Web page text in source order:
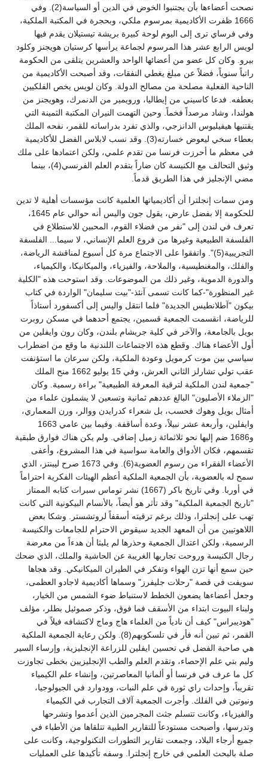
نصحت أعضاءها بأن يجتنبوا الخوض في الدين أو السياسة(2). وفي
1666 ظفرت الأكاديمية بمرسوم ملكي، وبحجرة في المكتبة الملكية،
وفي فرساي ترى إلى اليوم لوحة كبيرة بريشة تيستيلان يقدم فيها
لويس الرابع عشر هذا المرسوم لجماعة يرأسها كرستيان هويجنز وكلود
بيرو. وكان كل عضو من أعضائها الواحد والعشرين يتلقى من الحكومة
راتباً سنوياً، فضلاً عن مبلغ يغطي النفقات، وقد أصبحت الأكاديمية من
الناحية الفعلية مصلحة من مصالح الدولة. وكان لويس يخص الفلكيين
بعطفه. فدعا كاسيني من إيطاليا، ورويمير من الدنمرك، وهويجنز من
هولندا، وشاد مرصداً فخماً. وحين التهمت النيران المكتبة الثمينة التي
يقتنيها هيفيليوس الدانزجي، والذي تفرد بدراساته للقمر، نفحه الملك
بعطاء سخي ليعوض خسارته(3). وقد نسب لابلاس الفضل للأكاديمية
في معظم ما أحرزت فرنسا من تقدم علمي، ولكن اعتمادها على ملك
وثيق التحالف مع الكنيسة كان ضاراً بتقدم العلم الفرنسي(4)، بينما
مضي الإنجليز في هذا الطريق قدماً.
ومن سمات إنجلترا أن أكاديمياتها العلمية كانت مؤسسات أهلية لا تدين
للحكومة إلا بفضل عارض، يقول جون واليس أنه حوالي عام 1645،
تعرف في لندن إلى "نفر من فضلاء القوم، المحبين للاستطلاع في
الفلسفة الطبيعية وغيرها من فروع العلم الإنساني، لا سيما... الفلسفة
التجريبية(5)". واتفقوا على الاجتماع مرة كل أسبوع لمناقشة الرياضة،
والفلك، والمغنطيسية، والملاحة، والفيزياء، والميكانيكا، والكيمياء،
والدورة الدموية، وغير ذلك من الموضوعات. وقد استوحت هذه "الكلية
غير المنظورة"-كما كانت تسمى آنئذ-"بيت سليمان" الواردة في كتاب
بيكون "آطلانطيس الجديدة" فلما انتقل واليس إلى أكسفورد أستاذاً
للرياضة، انقسمت الجمعية قسمين، يجتمع أحدهما في مسكن روبرت
بويل بالجامعة، والآخر في كلية جريشام بلندن، وكان رون وايفلين من
أول الأعضاء هناك. وقطع هذه الاجتماعات اللندنية ما وقع من اضطراب
سياسي بين موت كرمويل وعودة الملكية، ولكن سرعان ما استؤنفت
عقب تولي تشارلز الثاني العرش، وفي 15 يوليو 1662 منح الملك
"جمعية لندن الملكية لترقية المعرفة الطبيعية" براءة رسمية. وكان
"الزملاء الأصليون" البالغ عددهم ثمانية وتسعين لا يشملون علماء من
أمثال بويل وهوك فحسب، بل شعراء كدرايدن ووالر، ورن المعماري،
وايفلين، وأربعة عشر نبيلاً، وعدة أساقفة. وفيما بين عامي 1663
و1686 ضم إليها نحو ثلاثمائة زميل إضافي. ولم يكن هناك فوارق طبقية
تقسمهم، فكان الأدواق والعامة سواسية في هذا المشروع، وأعفى
الأعضاء الفقراء من رسوم العضوية(6). وفي 1673 صرح ليبنتز، الذي
سمح له بالعضوية، بأن الجمعية الملكية أعظم الهيئات الفكرية احتراماً
في أوربا. وفي تاريخ باكر (1667) نشر توماس سبرات كتابه الممتاز
"تاريخ الجمعية الملكية" وقد تأثر هو أيضاً، بالأنسام البيكونية التي كانت
تهب على إنجلترا، وذلك برغم ترقيته أسقفاً لروتشستر. وشكا بعض
اللاهوتيين من أن المعهد الجديد سيقوض الاحترام للجامعات والكنيسة
الرسمية، ولكن اعتدال الجمعية وحذرها لم يلبثا أن هدءاً من معرضة
رجال الكنيسة وروحت تجاربها الغريبة عن الحاشية والملك، الذي ضحك
حين سمع أنها تزن الهواء وتفكر في الطيران الميكانيكي. وقد هجاها
سويفت في قصة "رحلات جليفرز" وسماها أكاديمية لاجادو العظمى،
وجعل أعضاءها يضعون الخطط لاستنباط ضوء الشمس من الخيار،
ولبناء البيوت ابتداء من الأسقف فما فوق، وذكر صموئيل بطلر، مؤلف
"هوديبراس" كيف أن نادياً من العلماء هاج وماج لاكتشافه فيلاً في
القمر، ثم تبين أنه فأر في تلسكوبهم(8). ولكن رعاية الجمعية الملكية
هي صاحبة الفضل في تحسين ايفلين للزراعة الإنجليزية، وإرساء السير
وليم بتي علم الإحصاء، وتقدم العلم والطب الإنجليزيين بخطى تجاوزت
كل ما عرف في فرنسا أو ألمانيا المعاصرتين، وإنشاء علم الكيمياء
تقريباً، وإحداث راي ثورة في علم النبات، وودوارد في الجيولوجيا،
ونيوتين في الفلك. وأجرت الجمعية آلاف التجارب في الكيمياء
والفيزياء، وكانت تتسلم جثث المجرمين الذين أعدموا وتشرحها
وتدرسها، وأصبحت مستودعاً للتقارير الطبية تتلقاها من الأطباء في
جميع أرجاء البلاد، وجمعت تقارير التطورات التكنولوجية، وكانت على
صلة بالبحث العلمي في خارج إنجلترا. وسفه تأكيدها على العمليات